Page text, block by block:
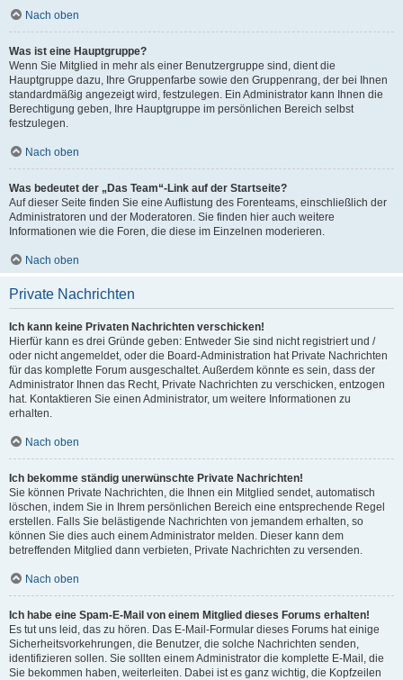
Nach oben
Was ist eine Hauptgruppe?
Wenn Sie Mitglied in mehr als einer Benutzergruppe sind, dient die
Hauptgruppe dazu, Ihre Gruppenfarbe sowie den Gruppenrang, der bei Ihnen
standardmäßig angezeigt wird, festzulegen. Ein Administrator kann Ihnen die
Berechtigung geben, Ihre Hauptgruppe im persönlichen Bereich selbst
festzulegen.
Nach oben
Was bedeutet der „Das Team“-Link auf der Startseite?
Auf dieser Seite finden Sie eine Auflistung des Forenteams, einschließlich der
Administratoren und der Moderatoren. Sie finden hier auch weitere
Informationen wie die Foren, die diese im Einzelnen moderieren.
Nach oben
Private Nachrichten
Ich kann keine Privaten Nachrichten verschicken!
Hierfür kann es drei Gründe geben: Entweder Sie sind nicht registriert und /
oder nicht angemeldet, oder die Board-Administration hat Private Nachrichten
für das komplette Forum ausgeschaltet. Außerdem könnte es sein, dass der
Administrator Ihnen das Recht, Private Nachrichten zu verschicken, entzogen
hat. Kontaktieren Sie einen Administrator, um weitere Informationen zu
erhalten.
Nach oben
Ich bekomme ständig unerwünschte Private Nachrichten!
Sie können Private Nachrichten, die Ihnen ein Mitglied sendet, automatisch
löschen, indem Sie in Ihrem persönlichen Bereich eine entsprechende Regel
erstellen. Falls Sie belästigende Nachrichten von jemandem erhalten, so
können Sie dies auch einem Administrator melden. Dieser kann dem
betreffenden Mitglied dann verbieten, Private Nachrichten zu versenden.
Nach oben
Ich habe eine Spam-E-Mail von einem Mitglied dieses Forums erhalten!
Es tut uns leid, das zu hören. Das E-Mail-Formular dieses Forums hat einige
Sicherheitsvorkehrungen, die Benutzer, die solche Nachrichten senden,
identifizieren sollen. Sie sollten einem Administrator die komplette E-Mail, die
Sie bekommen haben, weiterleiten. Dabei ist es ganz wichtig, die Kopfzeilen